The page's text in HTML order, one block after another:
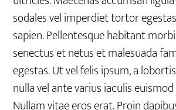
sodales vel imperdiet tortor
sapien. Pellentesque habitant
senectus et netus et malesuada
egestas. Ut vel felis ipsum, a
nulla vel ante varius iaculis
Nullam vitae eros erat. Proin